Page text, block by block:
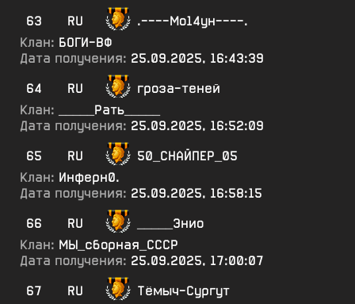
63
RU
.----Мо14ун----.
Клан: БОГИ-ВФ
Дата получения: 25.09.2025, 16:43:39
64
RU
гроза-теней
Клан:
_____Рать_____
Дата получения: 25.09.2025, 16:52:09
65
RU
50_СНАЙПЕР_05
Клан: Инферн0.
Дата получения: 25.09.2025, 16:58:15
66
RU
_____Энио
Клан: МЫ_сборная_СССР
Дата получения: 25.09.2025, 17:00:07
67
RU Тёмыч-Сургут